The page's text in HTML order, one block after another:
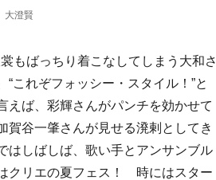
大澄賢
もばっちり着こなしてしまう大和さ
これぞフォッシー・スタイル！”と
えば、彩輝さんがパンチを効かせて
賀谷一肇さんが見せる溌剌としてき
はしばしば、歌い手とアンサンブル
クリエの夏フェス！ 時にはスター